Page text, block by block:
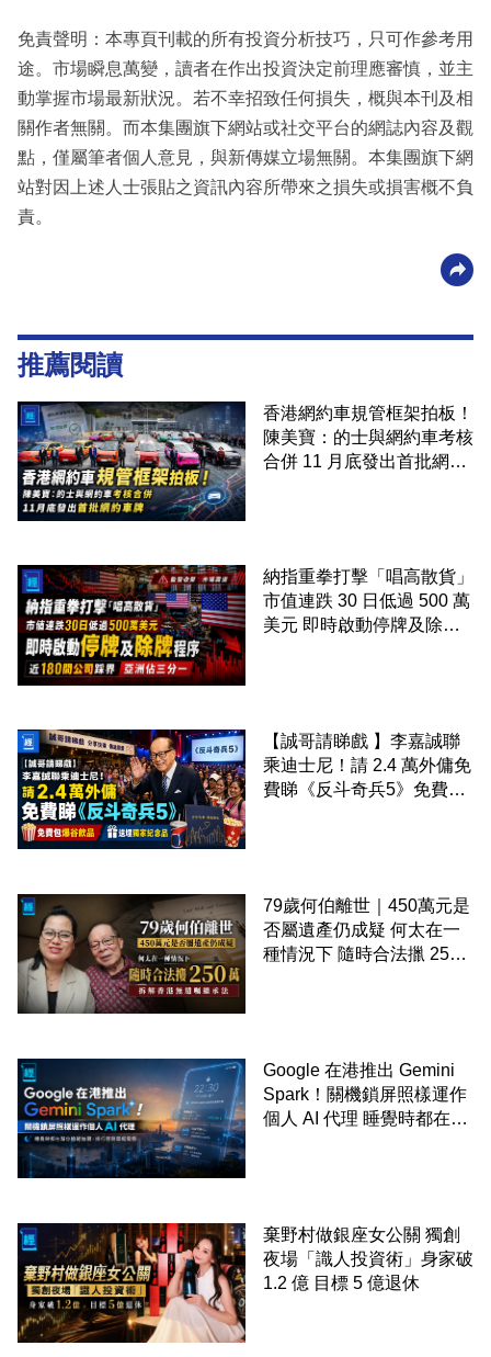
免責聲明：本專頁刊載的所有投資分析技巧，只可作參考用
途。市場瞬息萬變，讀者在作出投資決定前理應審慎，並主
動掌握市場最新狀況。若不幸招致任何損失，概與本刊及相
關作者無關。而本集團旗下網站或社交平台的網誌內容及觀
點，僅屬筆者個人意見，與新傳媒立場無關。本集團旗下網
站對因上述人士張貼之資訊內容所帶來之損失或損害概不負
責。
推薦閱讀
香港網約車規管框架拍板！
陳美寶：的士與網約車考核
合併 11 月底發出首批網約
納指重拳打擊「唱高散貨」
市值連跌 30 日低過 500 萬
美元 即時啟動停牌及除牌
【誠哥請睇戲 】李嘉誠聯
乘迪士尼！請 2.4 萬外傭免
費睇《反斗奇兵5》免費包
79歲何伯離世｜450萬元是
否屬遺產仍成疑 何太在一
種情況下 隨時合法擸 250
Google 在港推出 Gemini
Spark！關機鎖屏照樣運作
個人 AI 代理 睡覺時都在幫
棄野村做銀座女公關 獨創
夜場「識人投資術」身家破
1.2 億 目標 5 億退休